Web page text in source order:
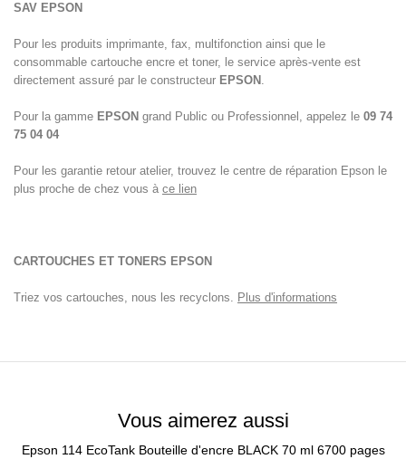
SAV EPSON
Pour les produits imprimante, fax, multifonction ainsi que le
consommable cartouche encre et toner, le service après-vente est
directement assuré par le constructeur EPSON .
Pour la gamme EPSON grand Public ou Professionnel, appelez le 09 74
75 04 04
Pour les garantie retour atelier, trouvez le centre de réparation Epson le
plus proche de chez vous à ce lien
CARTOUCHES ET TONERS EPSON
Triez vos cartouches, nous les recyclons. Plus d'informations
Vous aimerez aussi
Epson 114 EcoTank Bouteille d'encre BLACK 70 ml 6700 pages